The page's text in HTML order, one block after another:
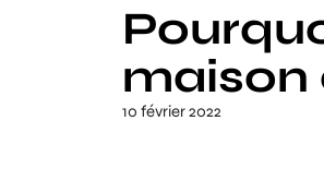
maison
10 février 2022